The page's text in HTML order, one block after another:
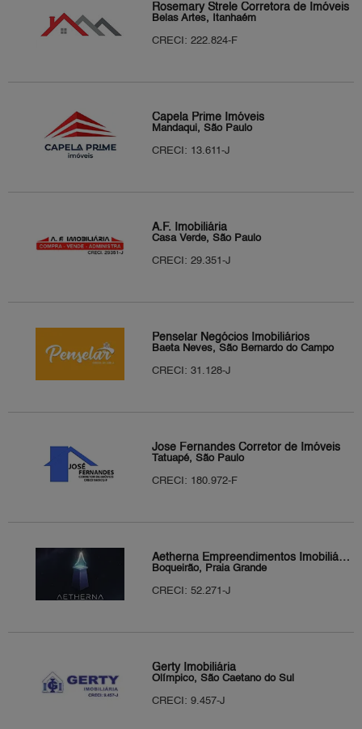
Rosemary Strele Corretora de Imóveis
Belas Artes, Itanhaém
CRECI: 222.824-F
Capela Prime Imóveis
Mandaqui, São Paulo
CRECI: 13.611-J
A.F. Imobiliária
Casa Verde, São Paulo
CRECI: 29.351-J
Penselar Negócios Imobiliários
Baeta Neves, São Bernardo do Campo
CRECI: 31.128-J
Jose Fernandes Corretor de Imóveis
Tatuapé, São Paulo
CRECI: 180.972-F
Aetherna Empreendimentos Imobiliários
Boqueirão, Praia Grande
CRECI: 52.271-J
Gerty Imobiliária
Olímpico, São Caetano do Sul
CRECI: 9.457-J